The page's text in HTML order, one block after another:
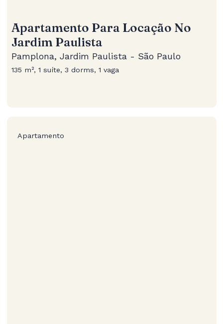
Apartamento Para Locação No
Jardim Paulista
Pamplona, Jardim Paulista - São Paulo
135 m², 1 suíte, 3 dorms, 1 vaga
Apartamento